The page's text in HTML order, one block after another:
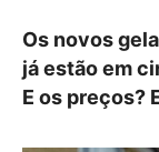
Os novos
já estão em
E os preços?